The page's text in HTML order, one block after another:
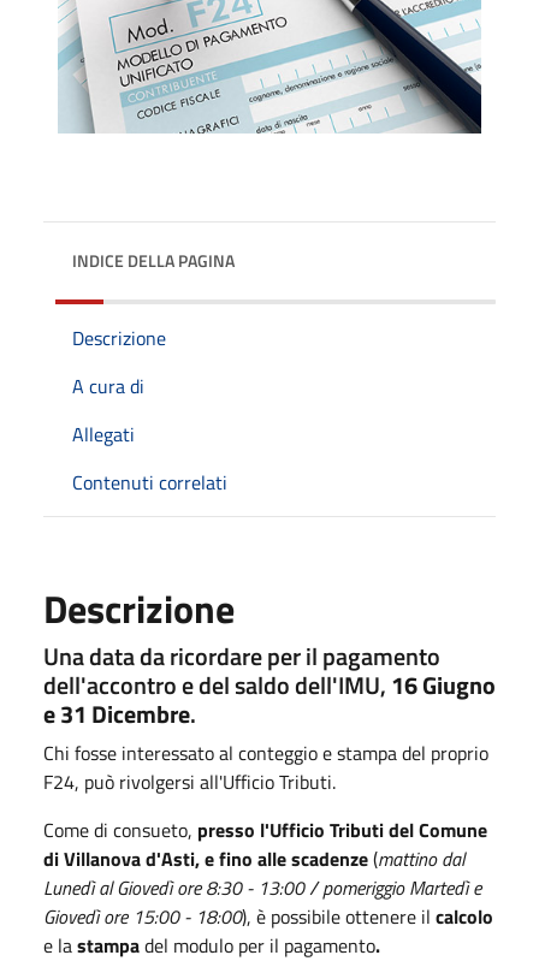
INDICE DELLA PAGINA
Descrizione
A cura di
Allegati
Contenuti correlati
Descrizione
Una data da ricordare per il pagamento
dell'accontro e del saldo dell'IMU,16 Giugno
e 31 Dicembre.
Chi fosse interessato al conteggio e stampa del proprio
F24, può rivolgersi all'Ufficio Tributi.
Come di consueto, presso l'Ufficio Tributi del Comune
di Villanova d'Asti, e fino alle scadenze(mattino dal
Lunedì al Giovedì ore 8:30 - 13:00 / pomeriggio Martedì e
Giovedì ore 15:00 - 18:00), è possibile ottenere il calcolo
e lastampadel modulo per il pagamento.